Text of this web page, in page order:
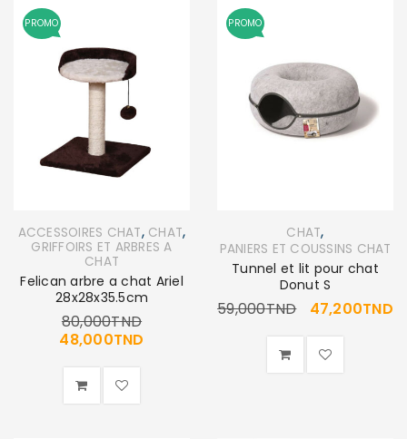
PROMO
ACCESSOIRES CHAT, CHAT,
GRIFFOIRS ET ARBRES A
CHAT
Felican arbre a chat Ariel
28x28x35.5cm
80,000TND
48,000TND
PROMO
CHAT,
PANIERS ET COUSSINS CHAT
Tunnel et lit pour chat
Donut S
59,000TND 47,200TND